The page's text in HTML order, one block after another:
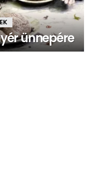
ünnepére